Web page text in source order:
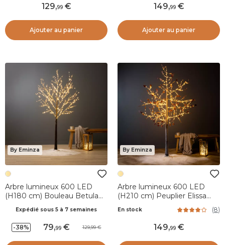
129,99
Ajouter au panier
149,99
Ajouter au panier
By Eminza
Arbre lumineux 600 LED
(H180 cm) Bouleau Betula
Expédié sous 5 à 7 semaines
-38% 79,99 129,99
By Eminza
Arbre lumineux 600 LED
(H210 cm) Peuplier Elissa
En stock (8)
149,99